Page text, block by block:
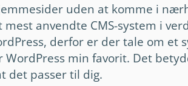
uden at komme i
anvendte CMS-system i
derfor er der tale om et
min favorit. Det
det passer til dig.